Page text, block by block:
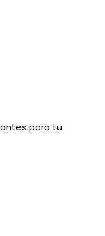
para tu